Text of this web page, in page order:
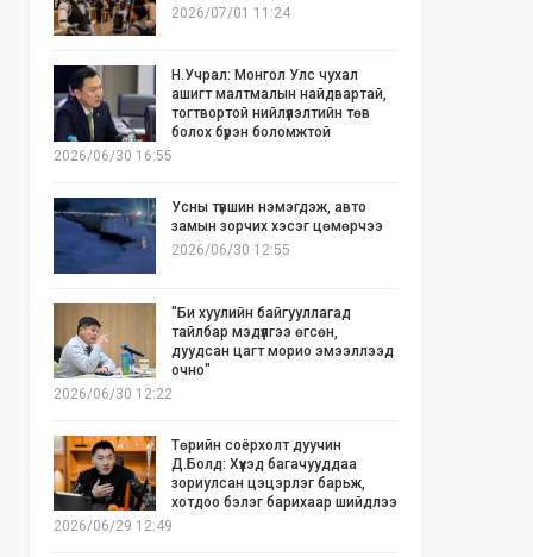
2026/07/01 11:24
Н.Учрал: Монгол Улс чухал
ашигт малтмалын найдвартай,
тогтвортой нийлүүлэлтийн төв
болох бүрэн боломжтой
2026/06/30 16:55
Усны түвшин нэмэгдэж, авто
замын зорчих хэсэг цөмөрчээ
2026/06/30 12:55
"Би хуулийн байгууллагад
тайлбар мэдүүлгээ өгсөн,
дуудсан цагт морио эмээллээд
очно"
2026/06/30 12:22
Төрийн соёрхолт дуучин
Д.Болд: Хүүхэд багачууддаа
зориулсан цэцэрлэг барьж,
хотдоо бэлэг барихаар шийдлээ
2026/06/29 12:49